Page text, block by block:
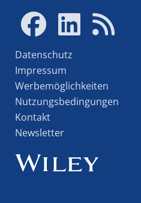
Datenschutz
Impressum
Werbemöglichkeiten
Nutzungsbedingungen
Kontakt
Newsletter